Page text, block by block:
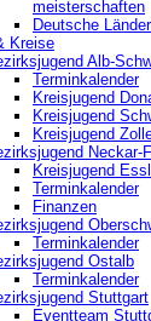
meisterschaften
Deutsche
Kreise
Alb-
Terminkalender
Kreisjugend
Kreisjugend
Kreisjugend
Neckar-
Kreisjugend
Terminkalender
Finanzen
Terminkalender
Ostalb
Terminkalender
Stuttgart
‎Eventteam